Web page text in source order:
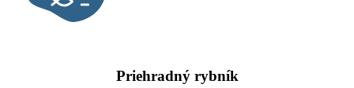
Priehradný rybník